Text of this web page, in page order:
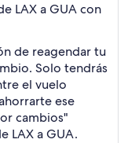
LAX a GUA con
de reagendar tu
Solo tendrás
el vuelo
ese
cambios"
LAX a GUA.